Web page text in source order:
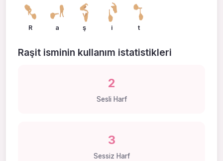
R a ş i t
Raşit isminin kullanım istatistikleri
2
Sesli Harf
3
Sessiz Harf